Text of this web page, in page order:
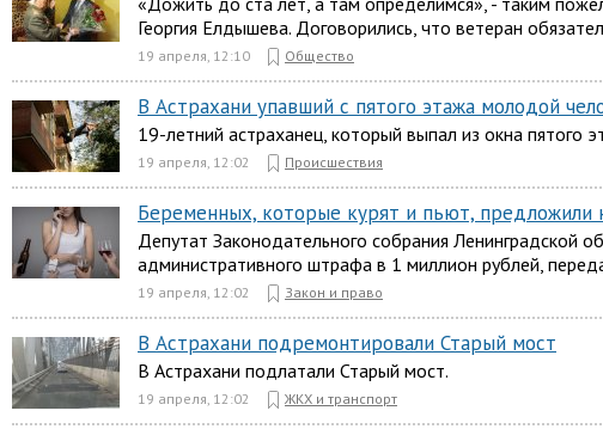
Георгия Елдышева. Договорились, что ветеран
19 апреля, 12:10 Общество
В Астрахани упавший с пятого этажа молодой
19-летний астраханец, который выпал из окна пятого
19 апреля, 12:02 Происшествия
Беременных, которые курят и пьют, предложили
Депутат Законодательного собрания Ленинградской
административного штрафа в 1 миллион рублей,
19 апреля, 12:02 Закон и право
В Астрахани подремонтировали Старый мост
В Астрахани подлатали Старый мост.
19 апреля, 12:02 ЖКХ и транспорт